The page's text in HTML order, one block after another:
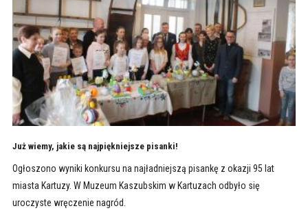
Już wiemy, jakie są najpiękniejsze pisanki!
Ogłoszono wyniki konkursu na najładniejszą pisankę z okazji 95 lat
miasta Kartuzy. W Muzeum Kaszubskim w Kartuzach odbyło się
uroczyste wręczenie nagród.